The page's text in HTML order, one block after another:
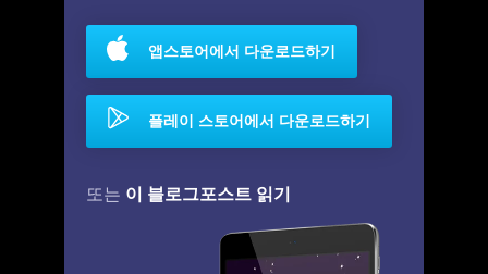
앱스토어에서 다운로드하기
플레이 스토어에서 다운로드하기
또는 이 블로그포스트 읽기